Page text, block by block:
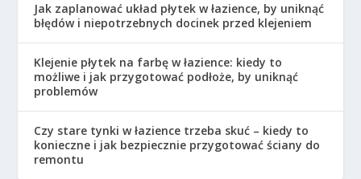
Jak zaplanować układ płytek w łazience, by uniknąć
błędów i niepotrzebnych docinek przed klejeniem
Klejenie płytek na farbę w łazience: kiedy to
możliwe i jak przygotować podłoże, by uniknąć
problemów
Czy stare tynki w łazience trzeba skuć – kiedy to
konieczne i jak bezpiecznie przygotować ściany do
remontu